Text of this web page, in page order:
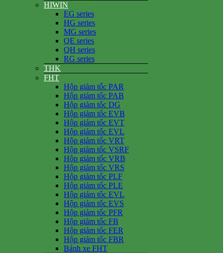
HIWIN
EG series
HG series
MG series
QE series
QH series
RG series
THK
FHT
Hộp giảm tốc PAR
Hộp giảm tốc PAB
Hộp giảm tốc DG
Hộp giảm tốc EVB
Hộp giảm tốc EVT
Hộp giảm tốc EVL
Hộp giảm tốc VRT
Hộp giảm tốc VSRF
Hộp giảm tốc VRB
Hộp giảm tốc VRS
Hộp giảm tốc PLF
Hộp giảm tốc PLE
Hộp giảm tốc EVL
Hộp giảm tốc EVS
Hộp giảm tốc PFR
Hộp giảm tốc FB
Hộp giảm tốc FER
Hộp giảm tốc FBR
Bánh xe FHT